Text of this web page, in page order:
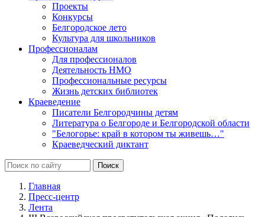
Проекты
Конкурсы
Белгородское лето
Культура для школьников
Профессионалам
Для профессионалов
Деятельность НМО
Профессиональные ресурсы
Жизнь детских библиотек
Краеведение
Писатели Белгородчины детям
Литература о Белгороде и Белгородской области
"Белогорье: край в котором ты живешь…"
Краеведческий диктант
Главная
Пресс-центр
Лента